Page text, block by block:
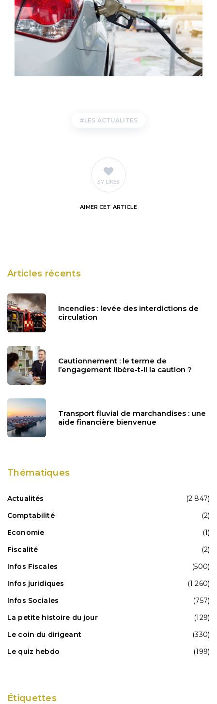
LES ACTUALITES
37 LIKES
AIMER CET ARTICLE
Articles récents
Incendies : levée des interdictions de
circulation
Cautionnement : le terme de
l’engagement libère-t-il la caution ?
Transport fluvial de marchandises : une
aide financière bienvenue
Thématiques
Actualités
(2 847)
Comptabilité
(2)
Economie
(1)
Fiscalité
(2)
Infos Fiscales
(500)
Infos juridiques
(1 260)
Infos Sociales
(757)
La petite histoire du jour
(129)
Le coin du dirigeant
(330)
Le quiz hebdo
(199)
Étiquettes